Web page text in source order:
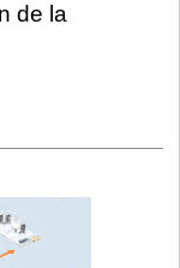
de la